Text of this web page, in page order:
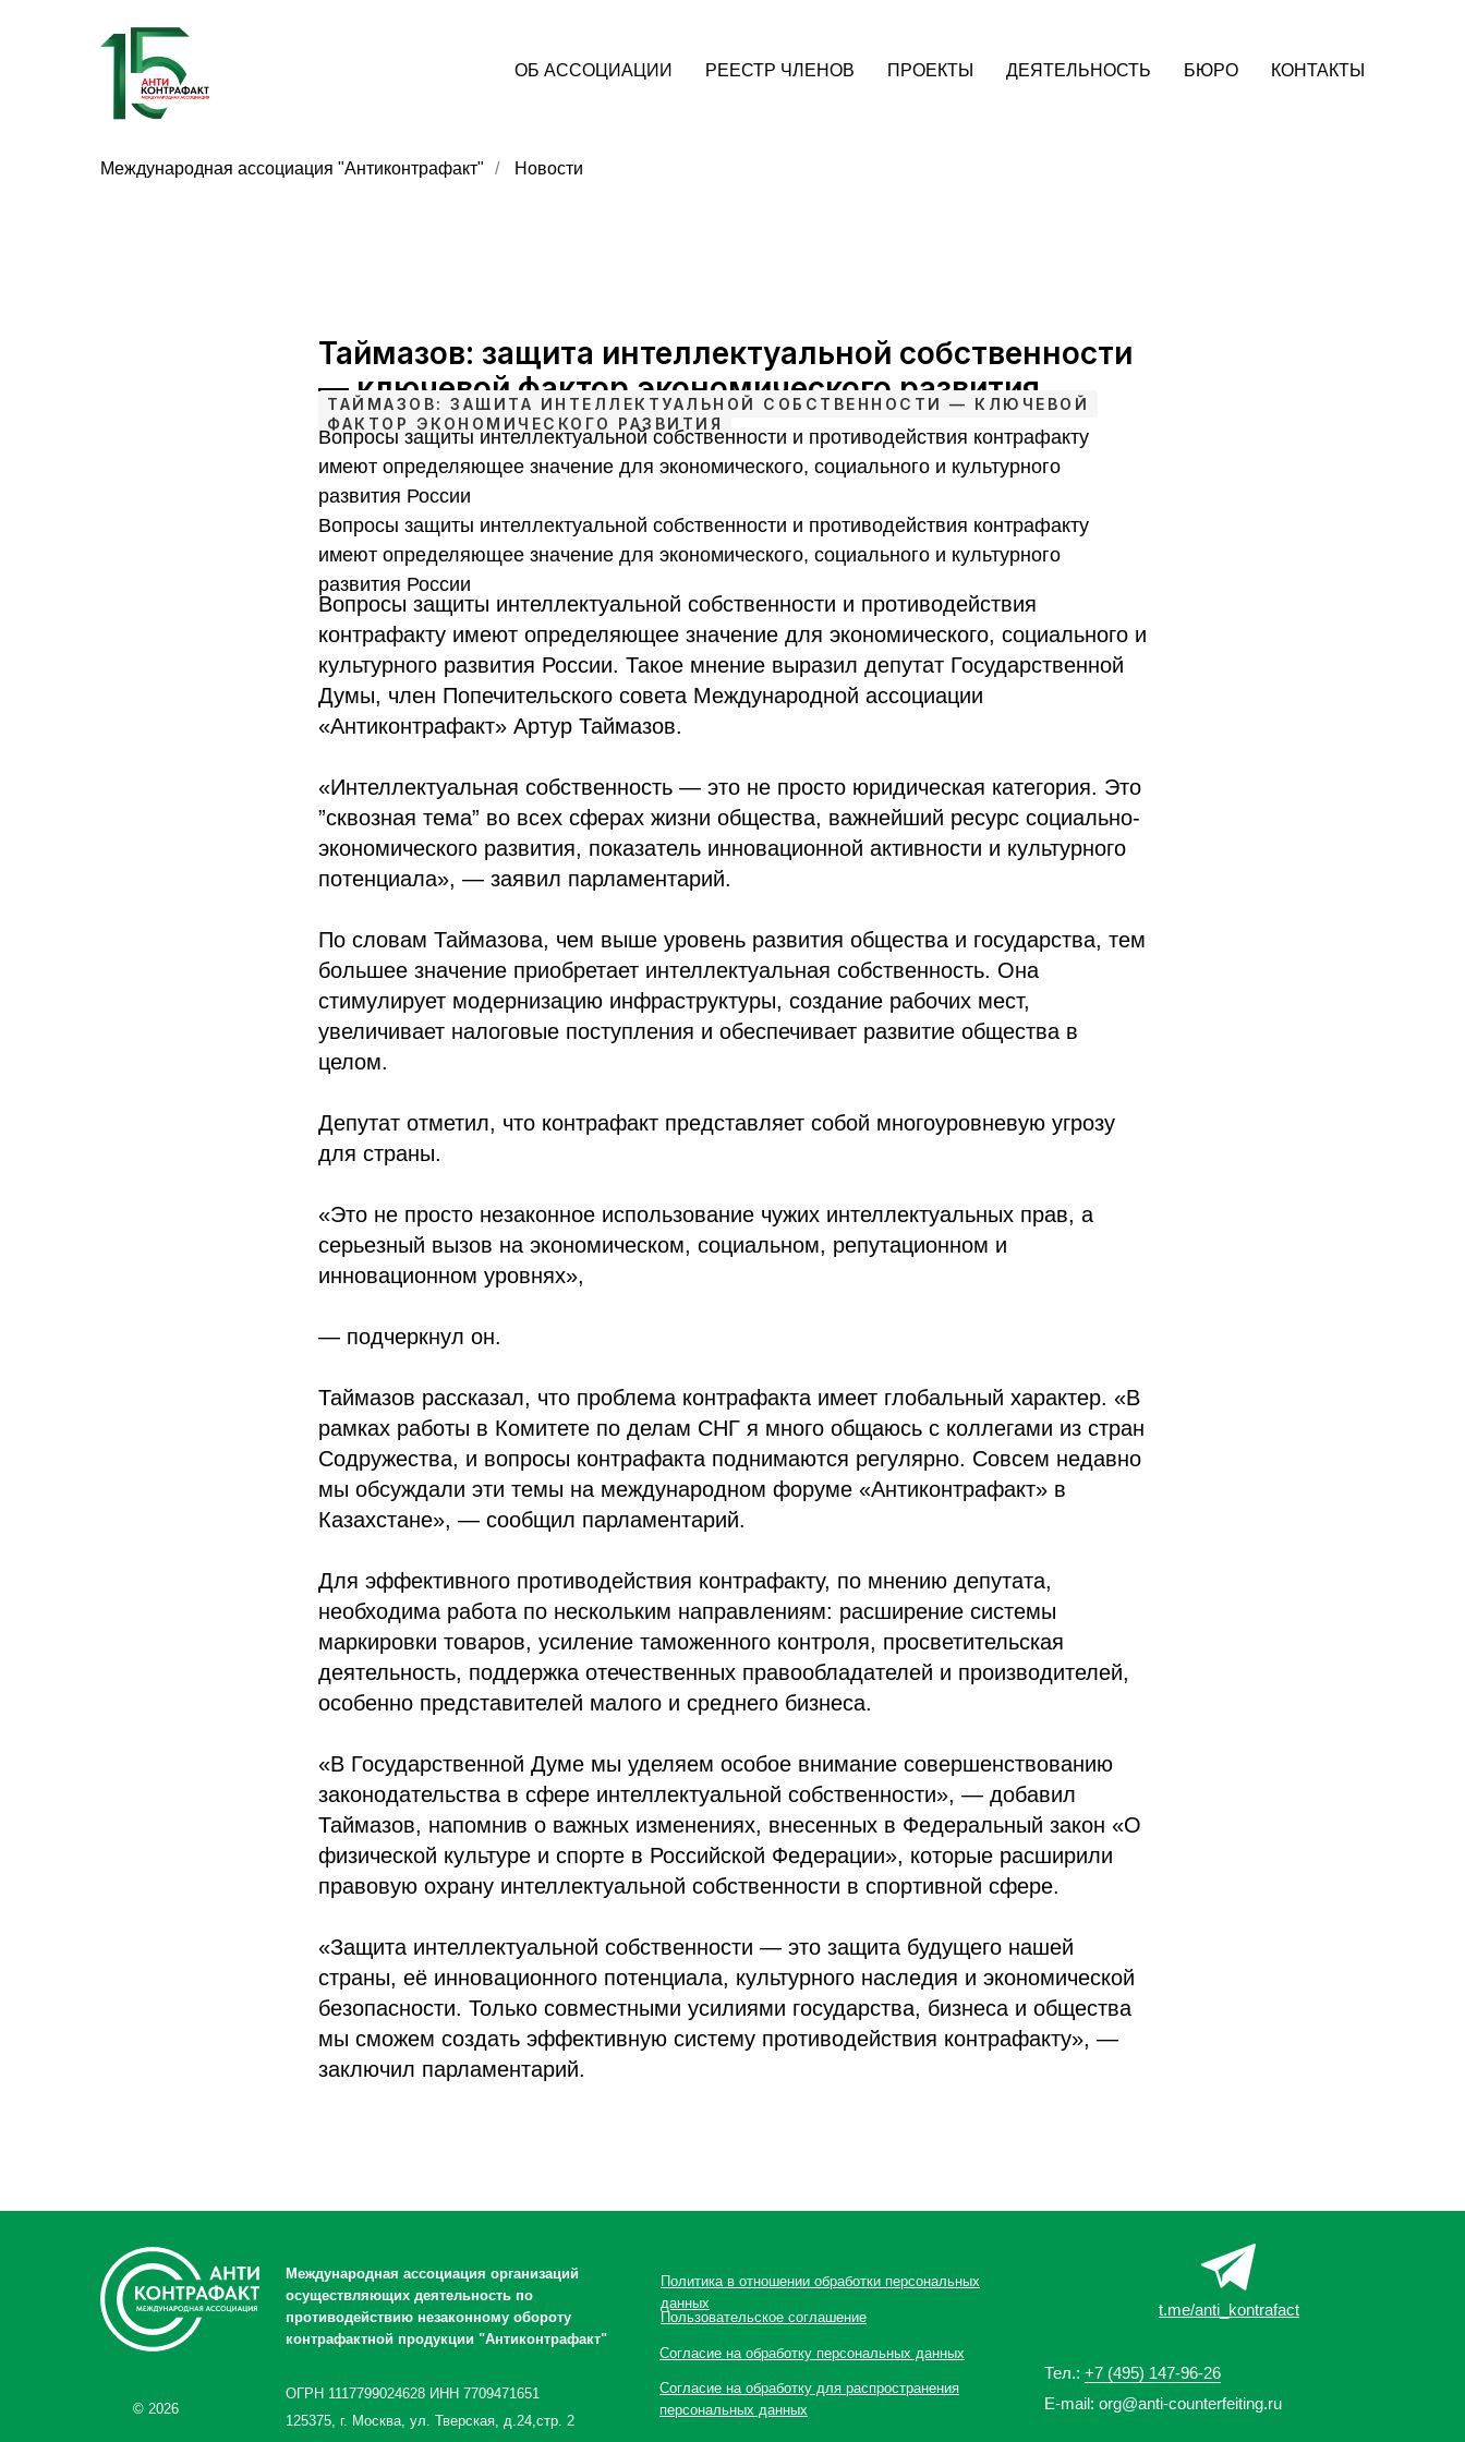
ОБ АССОЦИАЦИИ РЕЕСТР ЧЛЕНОВ ПРОЕКТЫ ДЕЯТЕЛЬНОСТЬ БЮРО КОНТАКТЫ
Международная ассоциация "Антиконтрафакт" / Новости
Таймазов: защита интеллектуальной собственности
— ключевой фактор экономического развития
ТАЙМАЗОВ: ЗАЩИТА ИНТЕЛЛЕКТУАЛЬНОЙ СОБСТВЕННОСТИ — КЛЮЧЕВОЙ
ФАКТОР ЭКОНОМИЧЕСКОГО РАЗВИТИЯ
Вопросы защиты интеллектуальной собственности и противодействия контрафакту
имеют определяющее значение для экономического, социального и культурного
развития России
Вопросы защиты интеллектуальной собственности и противодействия контрафакту
имеют определяющее значение для экономического, социального и культурного
развития России
Вопросы защиты интеллектуальной собственности и противодействия
контрафакту имеют определяющее значение для экономического, социального и
культурного развития России. Такое мнение выразил депутат Государственной
Думы, член Попечительского совета Международной ассоциации
«Антиконтрафакт» Артур Таймазов.
«Интеллектуальная собственность — это не просто юридическая категория. Это
”сквозная тема” во всех сферах жизни общества, важнейший ресурс социально-
экономического развития, показатель инновационной активности и культурного
потенциала», — заявил парламентарий.
По словам Таймазова, чем выше уровень развития общества и государства, тем
большее значение приобретает интеллектуальная собственность. Она
стимулирует модернизацию инфраструктуры, создание рабочих мест,
увеличивает налоговые поступления и обеспечивает развитие общества в
целом.
Депутат отметил, что контрафакт представляет собой многоуровневую угрозу
для страны.
«Это не просто незаконное использование чужих интеллектуальных прав, а
серьезный вызов на экономическом, социальном, репутационном и
инновационном уровнях»,
— подчеркнул он.
Таймазов рассказал, что проблема контрафакта имеет глобальный характер. «В
рамках работы в Комитете по делам СНГ я много общаюсь с коллегами из стран
Содружества, и вопросы контрафакта поднимаются регулярно. Совсем недавно
мы обсуждали эти темы на международном форуме «Антиконтрафакт» в
Казахстане», — сообщил парламентарий.
Для эффективного противодействия контрафакту, по мнению депутата,
необходима работа по нескольким направлениям: расширение системы
маркировки товаров, усиление таможенного контроля, просветительская
деятельность, поддержка отечественных правообладателей и производителей,
особенно представителей малого и среднего бизнеса.
«В Государственной Думе мы уделяем особое внимание совершенствованию
законодательства в сфере интеллектуальной собственности», — добавил
Таймазов, напомнив о важных изменениях, внесенных в Федеральный закон «О
физической культуре и спорте в Российской Федерации», которые расширили
правовую охрану интеллектуальной собственности в спортивной сфере.
«Защита интеллектуальной собственности — это защита будущего нашей
страны, её инновационного потенциала, культурного наследия и экономической
безопасности. Только совместными усилиями государства, бизнеса и общества
мы сможем создать эффективную систему противодействия контрафакту», —
заключил парламентарий.
Международная ассоциация организаций
осуществляющих деятельность по
противодействию незаконному обороту
контрафактной продукции "Антиконтрафакт"
125375, г. Москва, ул. Тверская, д.24,стр. 2
Тел.: +7 (495) 147-96-26
E-mail: org@anti-counterfeiting.ru
ОГРН 1117799024628 ИНН 7709471651
© 2026
Согласие на обработку персональных данных
Политика в отношении обработки персональных
данных
t.me/anti_kontrafact
Пользовательское соглашение
Согласие на обработку для распространения
персональных данных